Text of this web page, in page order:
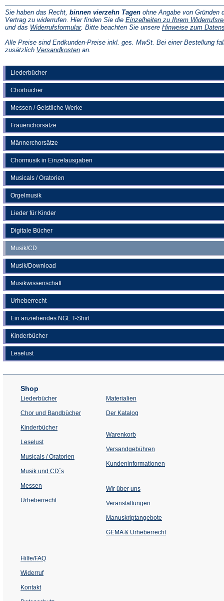
Liederbücher
Chorbücher
Messen / Geistliche Werke
Frauenchorsätze
Männerchorsätze
Chormusik in Einzelausgaben
Musicals / Oratorien
Orgelmusik
Lieder für Kinder
Digitale Bücher
Musik/CD
Musik/Download
Musikwissenschaft
Urheberrecht
Ein anziehendes NGL T-Shirt
Kinderbücher
Leselust
Sie haben das Recht, binnen vierzehn Tagen ohne Angabe von Gründen
Vertrag zu widerrufen. Hier finden Sie die Einzelheiten zu Ihrem
und das Widerrufsformular(Öffnet
einem
neuen
. Bitte beachten Sie unsere Hinweise zum
Alle Preise sind Endkunden-Preise inkl. ges. MwSt. Bei einer Bestellung
zusätzlich Versandkosten(Öffnet
an.
Shop
Liederbücher
Chor und Bandbücher
Kinderbücher
Leselust
Musicals / Oratorien
Musik und CD´s
Messen
Urheberrecht
Materialien
Der Katalog
Warenkorb
Versandgebühren
Kundeninformationen
Wir über uns
Veranstaltungen
einem
Tab)
Manuskriptangebote
GEMA & Urheberrecht
Hilfe/FAQ
Widerruf
Kontakt